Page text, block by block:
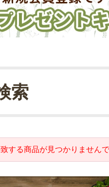
索
する商品が見つかりませんで